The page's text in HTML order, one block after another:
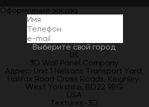
Оформление заказа
Выберите свой город
UK
3D Wall Panel Company
Адрес: Unit 1 Nelsons Transport Yard,
Halifax Road Cross Roads, Keighley,
West Yorkshire, BD22 9BG
USA
Textures-3D